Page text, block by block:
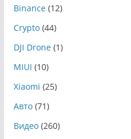
Binance(12)
Crypto(44)
DJI Drone(1)
MIUI (10)
Xiaomi (25)
Авто(71)
Видео(260)